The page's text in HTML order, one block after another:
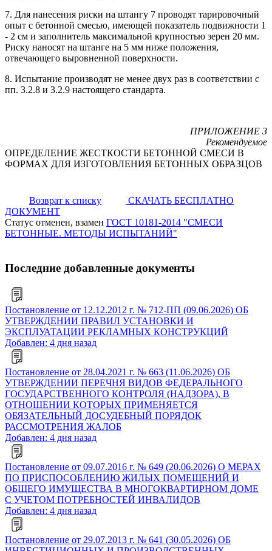
7. Для нанесения риски на штангу 7 проводят тарировочный
опыт с бетонной смесью, имеющей показатель подвижности 1
- 2 см и заполнитель максимальной крупностью зерен 20 мм.
Риску наносят на штанге на 5 мм ниже положения,
отвечающего выровненной поверхности.
8. Испытание производят не менее двух раз в соответствии с
пп. 3.2.8 и 3.2.9 настоящего стандарта.
ПРИЛОЖЕНИЕ 3
Рекомендуемое
ОПРЕДЕЛЕНИЕ ЖЕСТКОСТИ БЕТОННОЙ СМЕСИ В
ФОРМАХ ДЛЯ ИЗГОТОВЛЕНИЯ БЕТОННЫХ ОБРАЗЦОВ
Возврат к списку
СКАЧАТЬ БЕСПЛАТНО
ДОКУМЕНТ
Статус отменен, взамен ГОСТ 10181-2014 "СМЕСИ
БЕТОННЫЕ. МЕТОДЫ ИСПЫТАНИЙ"
Последние добавленные документы
Постановление от 12.12.2012 г. № 712-ПП (09.06.2026) ОБ
УТВЕРЖДЕНИИ ПРАВИЛ УСТАНОВКИ И
ЭКСПЛУАТАЦИИ РЕКЛАМНЫХ КОНСТРУКЦИЙ
Добавлен: 4 дня назад
Постановление от 28.04.2021 г. № 663 (11.06.2026) ОБ
УТВЕРЖДЕНИИ ПЕРЕЧНЯ ВИДОВ ФЕДЕРАЛЬНОГО
ГОСУДАРСТВЕННОГО КОНТРОЛЯ (НАДЗОРА), В
ОТНОШЕНИИ КОТОРЫХ ПРИМЕНЯЕТСЯ
ОБЯЗАТЕЛЬНЫЙ ДОСУДЕБНЫЙ ПОРЯДОК
РАССМОТРЕНИЯ ЖАЛОБ
Добавлен: 4 дня назад
Постановление от 09.07.2016 г. № 649 (20.06.2026) О МЕРАХ
ПО ПРИСПОСОБЛЕНИЮ ЖИЛЫХ ПОМЕЩЕНИЙ И
ОБЩЕГО ИМУЩЕСТВА В МНОГОКВАРТИРНОМ ДОМЕ
С УЧЕТОМ ПОТРЕБНОСТЕЙ ИНВАЛИДОВ
Добавлен: 4 дня назад
Постановление от 29.07.2013 г. № 641 (30.05.2026) ОБ